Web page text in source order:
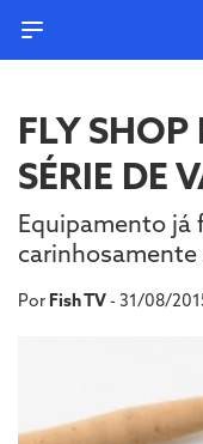
FLY
SÉRIE DE
Equipamento já
carinhosamente
Por Fish TV- 31/08/